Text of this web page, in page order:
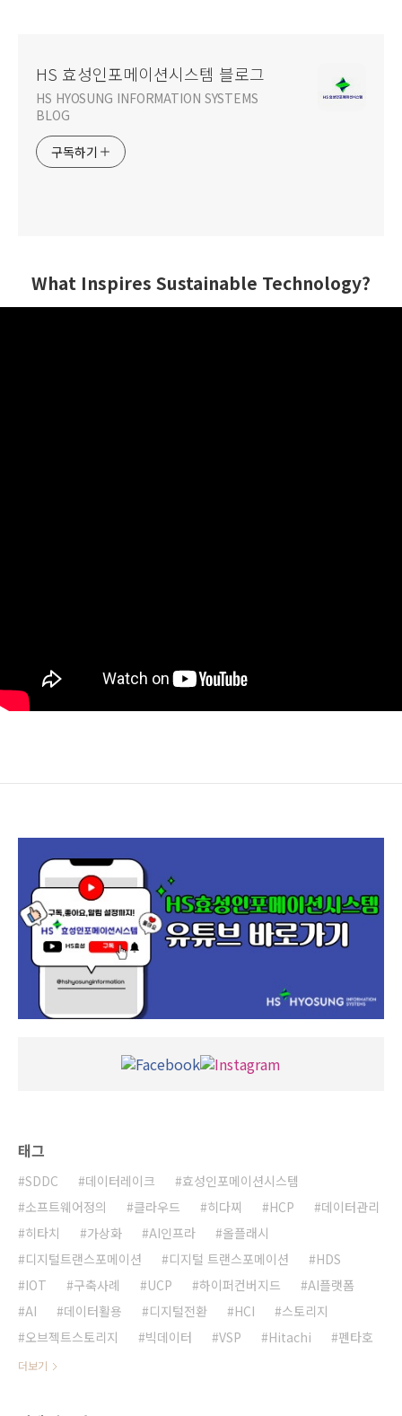
HS 효성인포메이션시스템 블로그
HS HYOSUNG INFORMATION SYSTEMS
BLOG
구독하기
What Inspires Sustainable Technology?
태그
SDDC 데이터레이크
효성인포메이션시스템
소프트웨어정의
클라우드 히다찌 HCP
데이터관리
히타치
가상화 AI인프라
올플래시
디지털트랜스포메이션
디지털 트랜스포메이션
HDS
IOT
구축사례 UCP 하이퍼컨버지드
AI플랫폼
AI
데이터활용 디지털전환 HCI
스토리지
오브젝트스토리지
빅데이터 VSP Hitachi 펜타호
더보기